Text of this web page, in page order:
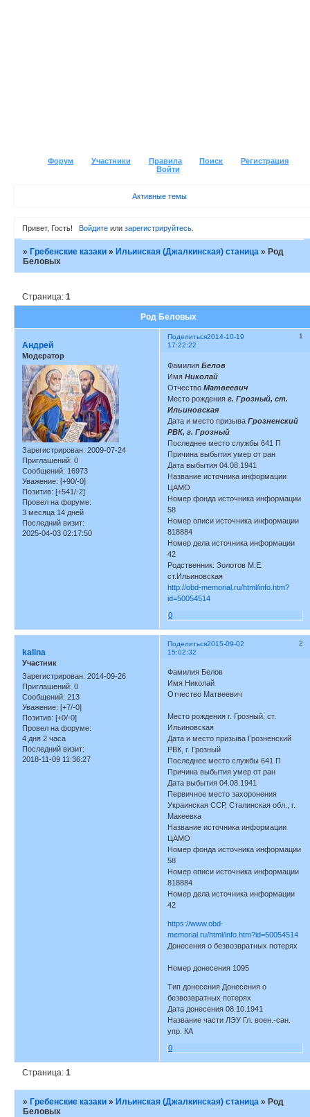
Форум Участники Правила Поиск
Регистрация
Войти
Активные темы
Привет, Гость! Войдитеили зарегистрируйтесь.
»Гребенские казаки »Ильинская (Джалкинская) станица »Род
Беловых
Род Беловых
Страница:1
Поделиться 1
2014-10-19
17:22:22
Андрей
Модератор
Зарегистрирован: 2009-07-24
Приглашений: 0
Сообщений: 16973
Уважение: [+90/-0]
Позитив: [+541/-2]
Провел на форуме:
3 месяца 14 дней
Последний визит:
2025-04-03 02:17:50
ФамилияБелов
ИмяНиколай
ОтчествоМатвеевич
Место рожденияг. Грозный, ст.
Ильиновская
Дата и место призываГрозненский
РВК, г. Грозный
Последнее место службы 641 П
Причина выбытия умер от ран
Дата выбытия 04.08.1941
Название источника информации
ЦАМО
Номер фонда источника информации
58
Номер описи источника информации
818884
Номер дела источника информации
42
Родственник: Золотов М.Е.
ст.Ильиновская
http://obd-memorial.ru/html/info.htm?
id=50054514
0
Поделиться 2
2015-09-02
15:02:32
kalina
Участник
Зарегистрирован: 2014-09-26
Приглашений: 0
Сообщений: 213
Уважение: [+7/-0]
Позитив: [+0/-0]
Провел на форуме:
4 дня 2 часа
Последний визит:
2018-11-09 11:36:27
Фамилия Белов
Имя Николай
Отчество Матвеевич
Место рождения г. Грозный, ст.
Ильиновская
Дата и место призыва Грозненский
РВК, г. Грозный
Последнее место службы 641 П
Причина выбытия умер от ран
Дата выбытия 04.08.1941
Первичное место захоронения
Украинская ССР, Сталинская обл., г.
Макеевка
Название источника информации
ЦАМО
Номер фонда источника информации
58
Номер описи источника информации
818884
Номер дела источника информации
42
https://www.obd-
memorial.ru/html/info.htm?id=50054514
Донесения о безвозвратных потерях
Номер донесения 1095
Тип донесения Донесения о
безвозвратных потерях
Дата донесения 08.10.1941
Название части ЛЭУ Гл. воен.-сан.
упр. КА
0
Страница:1
»Гребенские казаки »Ильинская (Джалкинская) станица »Род
Беловых